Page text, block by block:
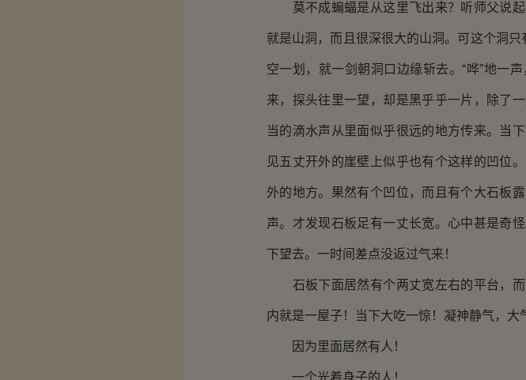
莫不成蝙蝠是从这里飞出来？听师父说起
就是山洞，而且很深很大的山洞。可这个洞
空一划，就一剑朝洞口边缘斩去。“哗”地一
来，探头往里一望，却是黑乎乎一片，除了
当的滴水声从里面似乎很远的地方传来。当
见五丈开外的崖壁上似乎也有个这样的凹位
外的地方。果然有个凹位，而且有个大石板
声。才发现石板足有一丈长宽。心中甚是奇
下望去。一时间差点没返过气来！
石板下面居然有个两丈宽左右的平台，而
内就是一屋子！当下大吃一惊！凝神静气，大
因为里面居然有人！
一个光着身子的人！